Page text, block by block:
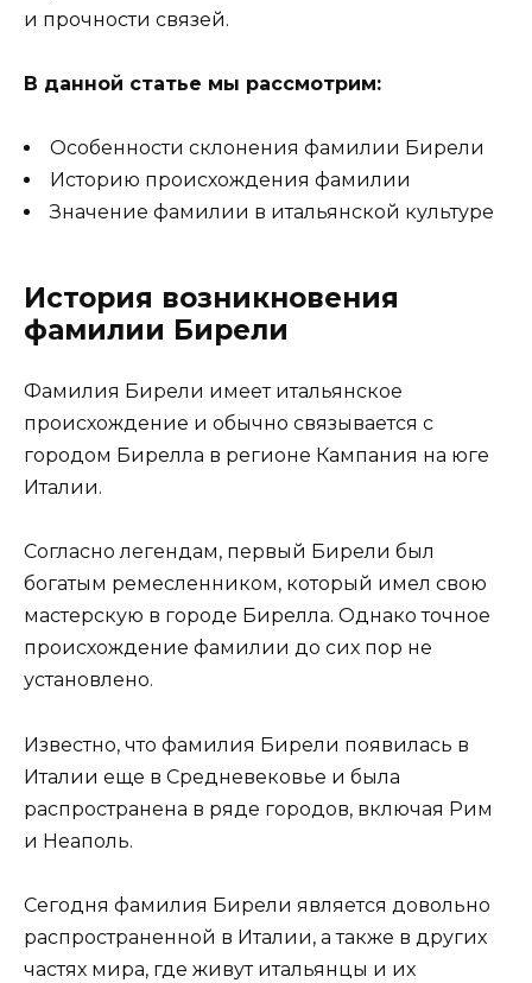
и прочности связей.
В данной статье мы рассмотрим:
Особенности склонения фамилии Бирели
Историю происхождения фамилии
Значение фамилии в итальянской культуре
История возникновения
фамилии Бирели
Фамилия Бирели имеет итальянское
происхождение и обычно связывается с
городом Бирелла в регионе Кампания на юге
Италии.
Согласно легендам, первый Бирели был
богатым ремесленником, который имел свою
мастерскую в городе Бирелла. Однако точное
происхождение фамилии до сих пор не
установлено.
Известно, что фамилия Бирели появилась в
Италии еще в Средневековье и была
распространена в ряде городов, включая Рим
и Неаполь.
Сегодня фамилия Бирели является довольно
распространенной в Италии, а также в других
частях мира, где живут итальянцы и их